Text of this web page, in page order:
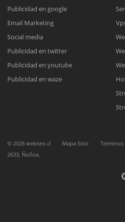
Reunión
Nuestros ejecutivos le enviarán un
Meet para la
Complete el formulario y nos
Chat
para enviarnos un correo
Publicidad en google
Email Marketing
Social media
Publicidad en twitter
Publicidad en youtube
Publicidad en waze
© 2026 webseo.cl Mapa Sitio Terminos
2633, Ñuñoa.